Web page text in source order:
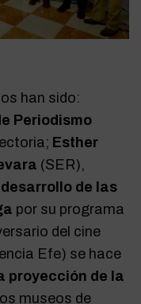
han sido:
Periodismo
Esther
(SER),
de las
por su programa
del cine
Efe) se hace
proyección de la
museos de